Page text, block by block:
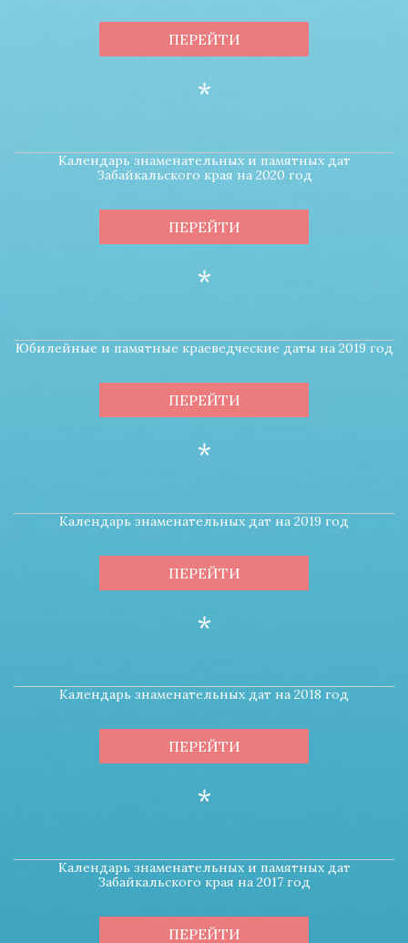
ПЕРЕЙТИ
*
Календарь знаменательных и памятных дат
Забайкальского края на 2020 год
ПЕРЕЙТИ
*
Юбилейные и памятные краеведческие даты на 2019 год
ПЕРЕЙТИ
*
Календарь знаменательных дат на 2019 год
ПЕРЕЙТИ
*
Календарь знаменательных дат на 2018 год
ПЕРЕЙТИ
*
Календарь знаменательных и памятных дат
Забайкальского края на 2017 год
ПЕРЕЙТИ